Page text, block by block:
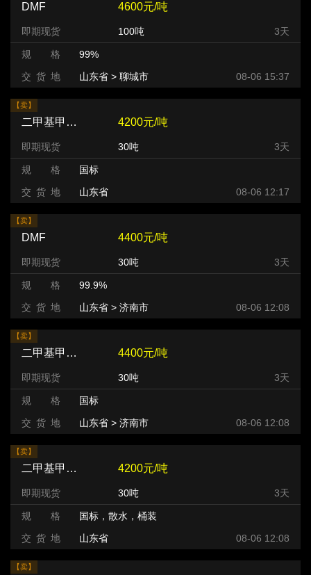
DMF 4600元/吨
即期现货 100吨 3天
规 格
99%
交 货 地
山东省 > 聊城市 08-06 15:37
【卖】
二甲基甲酰胺（DMF） 4200元/吨
即期现货 30吨 3天
规 格
国标
交 货 地
山东省 08-06 12:17
【卖】
DMF 4400元/吨
即期现货 30吨 3天
规 格
99.9%
交 货 地
山东省 > 济南市 08-06 12:08
【卖】
二甲基甲酰胺（DMF） 4400元/吨
即期现货 30吨 3天
规 格
国标
交 货 地
山东省 > 济南市 08-06 12:08
【卖】
二甲基甲酰胺（DMF） 4200元/吨
即期现货 30吨 3天
规 格
国标，散水，桶装
交 货 地
山东省 08-06 12:08
【卖】